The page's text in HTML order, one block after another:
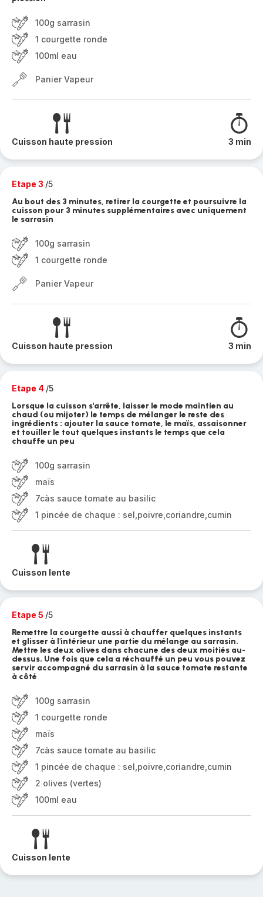
100g sarrasin
1 courgette ronde
100ml eau
Panier Vapeur
Cuisson haute pression 3 min
Etape 3 /5
Au bout des 3 minutes, retirer la courgette et poursuivre la
cuisson pour 3 minutes supplémentaires avec uniquement
le sarrasin
100g sarrasin
1 courgette ronde
Panier Vapeur
Cuisson haute pression 3 min
Etape 4 /5
Lorsque la cuisson s'arrête, laisser le mode maintien au
chaud (ou mijoter) le temps de mélanger le reste des
ingrédients : ajouter la sauce tomate, le maïs, assaisonner
et touiller le tout quelques instants le temps que cela
chauffe un peu
100g sarrasin
maïs
7càs sauce tomate au basilic
1 pincée de chaque : sel,poivre,coriandre,cumin
Cuisson lente
Etape 5 /5
Remettre la courgette aussi à chauffer quelques instants
et glisser à l'intérieur une partie du mélange au sarrasin.
Mettre les deux olives dans chacune des deux moitiés au-
dessus. Une fois que cela a réchauffé un peu vous pouvez
servir accompagné du sarrasin à la sauce tomate restante
à côté
100g sarrasin
1 courgette ronde
maïs
7càs sauce tomate au basilic
1 pincée de chaque : sel,poivre,coriandre,cumin
2 olives (vertes)
100ml eau
Cuisson lente